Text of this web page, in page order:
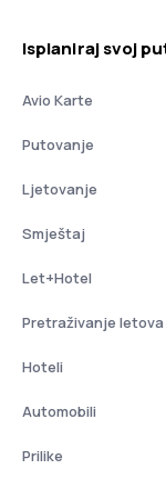
Isplaniraj svoj
Avio Karte
Putovanje
Ljetovanje
Smještaj
Let+Hotel
Pretraživanje letova
Hoteli
Automobili
Prilike